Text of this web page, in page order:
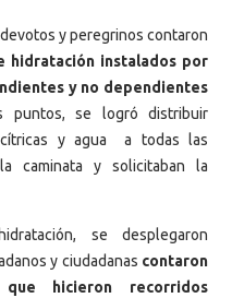
y peregrinos contaron
hidratación instalados por
y no dependientes
puntos, se logró distribuir
y agua a todas las
caminata y solicitaban la
se desplegaron
y ciudadanas contaron
hicieron recorridos